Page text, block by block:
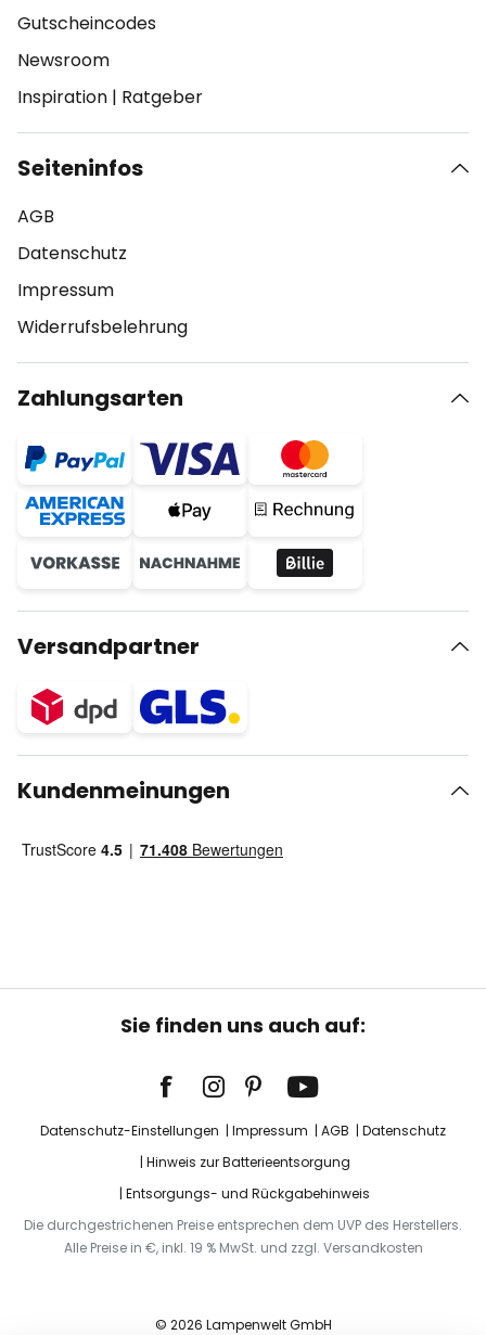
Gutscheincodes
Newsroom
Inspiration | Ratgeber
Seiteninfos
AGB
Datenschutz
Impressum
Widerrufsbelehrung
Zahlungsarten
Versandpartner
Kundenmeinungen
Sie finden uns auch auf:
Datenschutz-Einstellungen Impressum AGB
Datenschutz
Hinweis zur Batterieentsorgung
Entsorgungs- und Rückgabehinweis
Die durchgestrichenen Preise entsprechen dem UVP des Herstellers.
Alle Preise in €, inkl. 19 % MwSt. und zzgl. Versandkosten
© 2026 Lampenwelt GmbH